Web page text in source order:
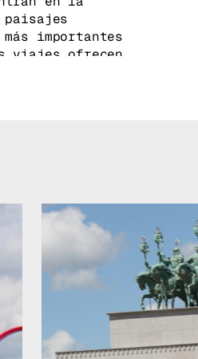
paisajes
importantes
viajes ofrecen
y
budismo en
metros de
buscan la paz